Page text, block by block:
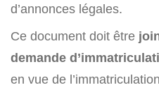
d’annonces légales.
Ce document doit être
demande
en vue de